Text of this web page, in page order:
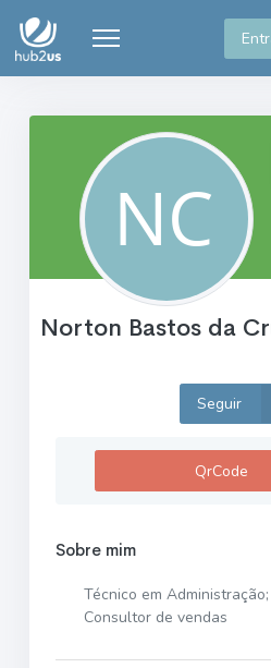
Norton Bastos da
Seguir
QrCode
Sobre mim
Técnico em
Consultor de vendas